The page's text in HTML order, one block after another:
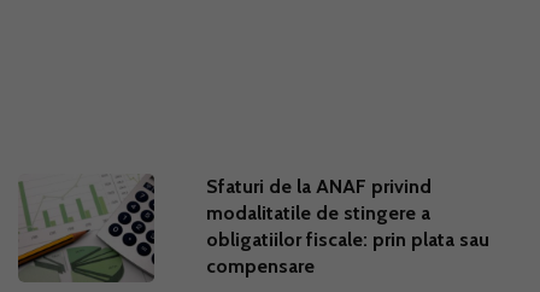
Sfaturi de la ANAF privind
modalitatile de stingere a
obligatiilor fiscale: prin plata sau
compensare